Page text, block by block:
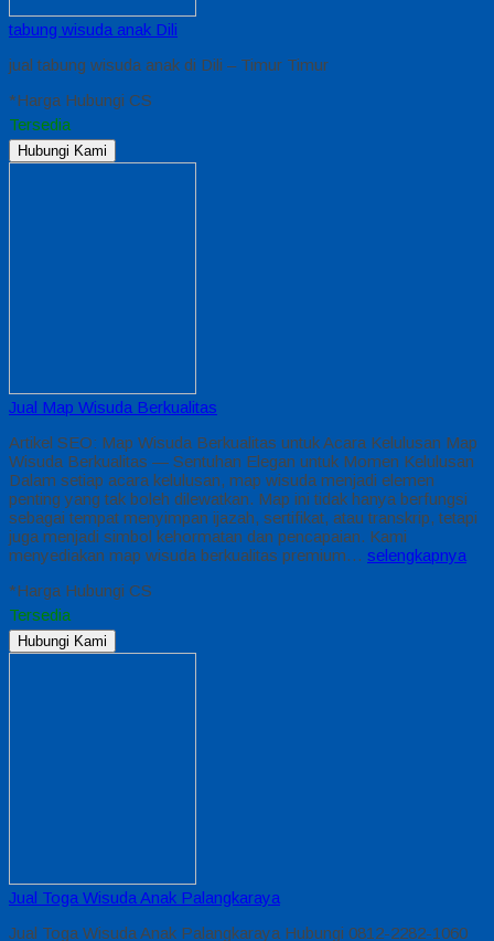
tabung wisuda anak Dili
jual tabung wisuda anak di Dili – Timur Timur
*Harga Hubungi CS
Tersedia
Hubungi Kami
Jual Map Wisuda Berkualitas
Artikel SEO: Map Wisuda Berkualitas untuk Acara Kelulusan Map
Wisuda Berkualitas — Sentuhan Elegan untuk Momen Kelulusan
Dalam setiap acara kelulusan, map wisuda menjadi elemen
penting yang tak boleh dilewatkan. Map ini tidak hanya berfungsi
sebagai tempat menyimpan ijazah, sertifikat, atau transkrip, tetapi
juga menjadi simbol kehormatan dan pencapaian. Kami
menyediakan map wisuda berkualitas premium… selengkapnya
*Harga Hubungi CS
Tersedia
Hubungi Kami
Jual Toga Wisuda Anak Palangkaraya
Jual Toga Wisuda Anak Palangkaraya Hubungi 0812-2282-1060